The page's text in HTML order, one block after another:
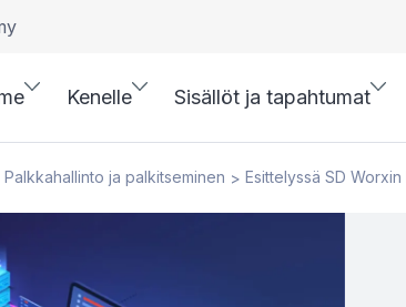
Kenelle Sisällöt ja tapahtumat
Palkkahallinto ja palkitseminen > Esittelyssä SD